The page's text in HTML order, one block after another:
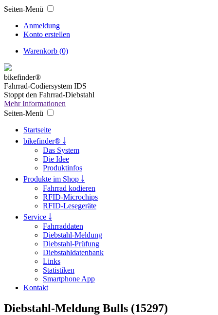
Seiten-Menü
Anmeldung
Konto erstellen
Warenkorb (0)
bikefinder®
Fahrrad-Codiersystem IDS
Stoppt den Fahrrad-Diebstahl
Mehr Informationen
Seiten-Menü
Startseite
bikefinder® ￬
Das System
Die Idee
Produktinfos
Produkte im Shop ￬
Fahrrad kodieren
RFID-Microchips
RFID-Lesegeräte
Service ￬
Fahrraddaten
Diebstahl-Meldung
Diebstahl-Prüfung
Diebstahldatenbank
Links
Statistiken
Smartphone App
Kontakt
Diebstahl-Meldung Bulls (15297)